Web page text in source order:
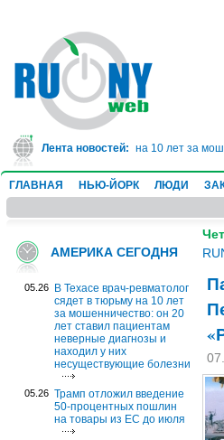
Лента новостей:
сядет в тюрьму на 10 лет за
ГЛАВНАЯ НЬЮ-ЙОРК ЛЮДИ
АМЕРИКА СЕГОДНЯ
05.26
В Техасе врач-ревматолог
сядет в тюрьму на 10 лет
за мошенничество: он 20
лет ставил пациентам
неверные диагнозы и
находил у них
несуществующие болезни
05.26 Трамп отложил введение
50-процентных пошлин
на товары из ЕС до июля